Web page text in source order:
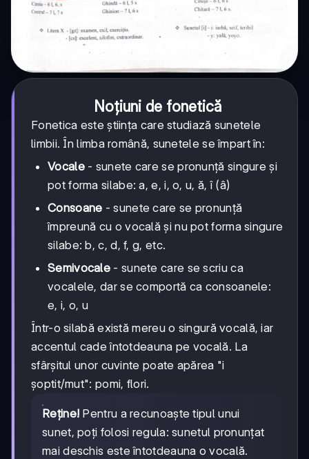
Noțiuni de fonetică
Fonetica este știința care studiază sunetele
limbii. În limba română, sunetele se împart în:
Vocale- sunete care se pronunță singure și
pot forma silabe: a, e, i, o, u, ă, î (â)
Consoane - sunete care se pronunță
împreună cu o vocală și nu pot forma singure
silabe: b, c, d, f, g, etc.
Semivocale - sunete care se scriu ca
vocalele, dar se comportă ca consoanele:
e, i, o, u
Într-o silabă există mereu o singură vocală, iar
accentul cade întotdeauna pe vocală. La
sfârșitul unor cuvinte poate apărea "i
șoptit/mut": pomi, flori.
Reține! Pentru a recunoaște tipul unui
sunet, poți folosi regula: sunetul pronunțat
mai deschis este întotdeauna o vocală.